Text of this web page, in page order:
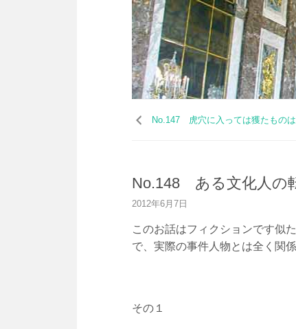
ン
ス
ッ
No.147 虎穴に入っては獲たもの
No.148 ある文化人の
2012年6月7日
このお話はフィクションです似
で、実際の事件人物とは全く関係
その１